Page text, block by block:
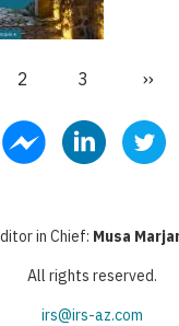
Бет
2 Бет
3
Next
››
in Chief: Musa
All rights reserved.
irs@irs-az.com